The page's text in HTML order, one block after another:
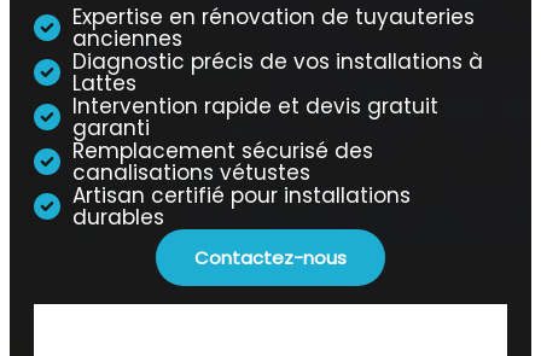
Expertise en rénovation de tuyauteries
anciennes
Diagnostic précis de vos installations à
Lattes
Intervention rapide et devis gratuit
garanti
Remplacement sécurisé des
canalisations vétustes
Artisan certifié pour installations
durables
Contactez-nous